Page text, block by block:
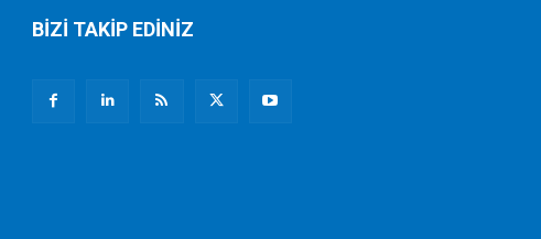
BİZİ TAKİP EDİNİZ